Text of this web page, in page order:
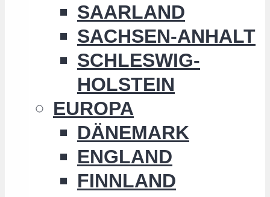
SAARLAND
SACHSEN-ANHALT
SCHLESWIG-
HOLSTEIN
EUROPA
DÄNEMARK
ENGLAND
FINNLAND